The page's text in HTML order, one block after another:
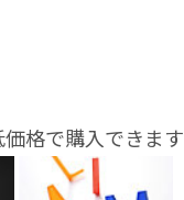
格で購入できます